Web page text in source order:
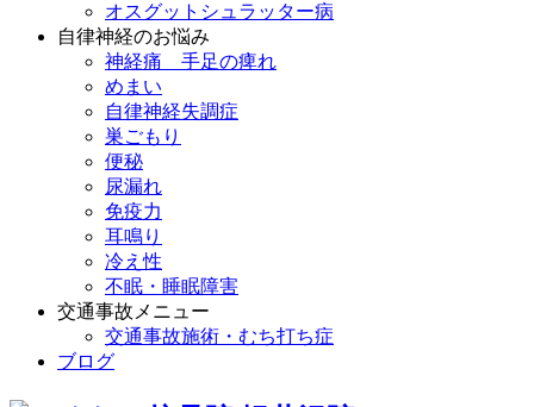
オスグットシュラッター病
自律神経のお悩み
神経痛 手足の痺れ
めまい
自律神経失調症
巣ごもり
便秘
尿漏れ
免疫力
耳鳴り
冷え性
不眠・睡眠障害
交通事故メニュー
交通事故施術・むち打ち症
ブログ